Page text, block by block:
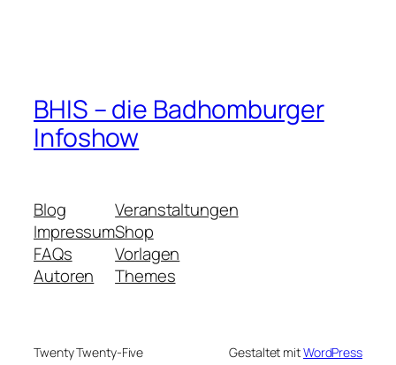
BHIS – die Badhomburger
Infoshow
Blog
Impressum
FAQs
Autoren
Veranstaltungen
Shop
Vorlagen
Themes
Twenty Twenty-Five Gestaltet mitWordPress